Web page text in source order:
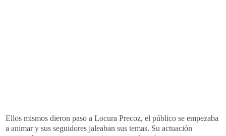
Ellos mismos dieron paso a Locura Precoz, el público se empezaba
a animar y sus seguidores jaleaban sus temas. Su actuación